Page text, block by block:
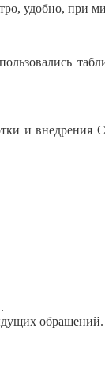
удобно, при
и внедрения
обращений.